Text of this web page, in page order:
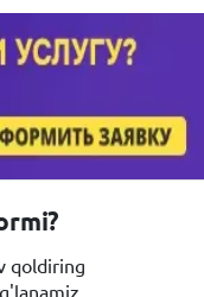
qoldiring